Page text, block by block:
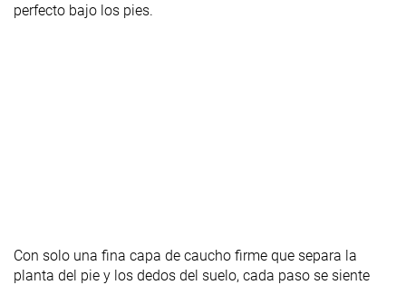
perfecto bajo los pies.
Con solo una fina capa de caucho firme que separa la
planta del pie y los dedos del suelo, cada paso se siente